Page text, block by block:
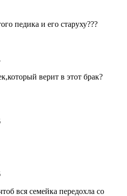
педика и его старуху???
верит в этот брак?
вся семейка передохла со